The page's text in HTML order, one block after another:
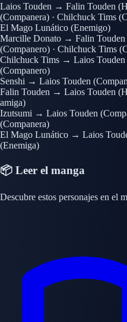
algo más grande que ella misma.
Laios Touden → Falin Touden
(Companera) · Chilchuck Tims
El Mago Lunático (Enemigo)
Marcille Donato → Falin Touden
(Companero) · Chilchuck Tims
Chilchuck Tims → Laios Touden
(Companero)
Senshi → Laios Touden
Falin Touden → Laios Touden
amiga)
Izutsumi → Laios Touden
(Companera)
El Mago Lunático → Laios
(Enemiga)
📦 Leer el manga
Descubre estos personajes en el